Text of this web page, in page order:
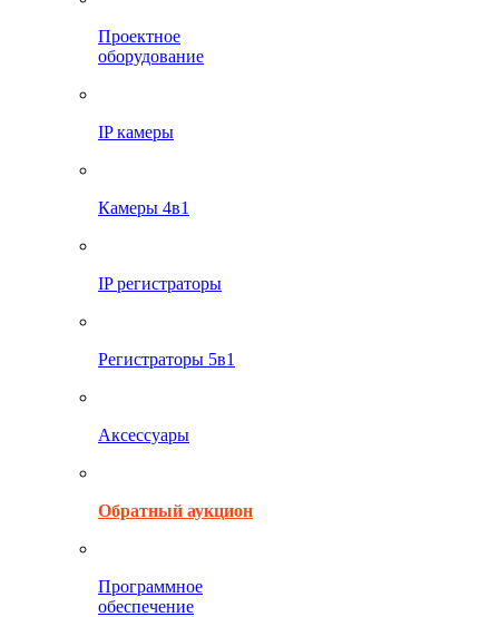
Проектное
оборудование
IP камеры
Камеры 4в1
IP регистраторы
Регистраторы 5в1
Аксессуары
Обратный аукцион
Программное
обеспечение